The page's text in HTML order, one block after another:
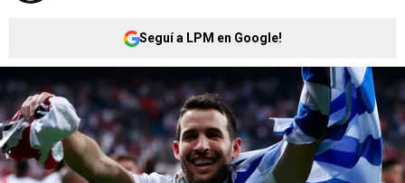
Seguí a LPM en Google!